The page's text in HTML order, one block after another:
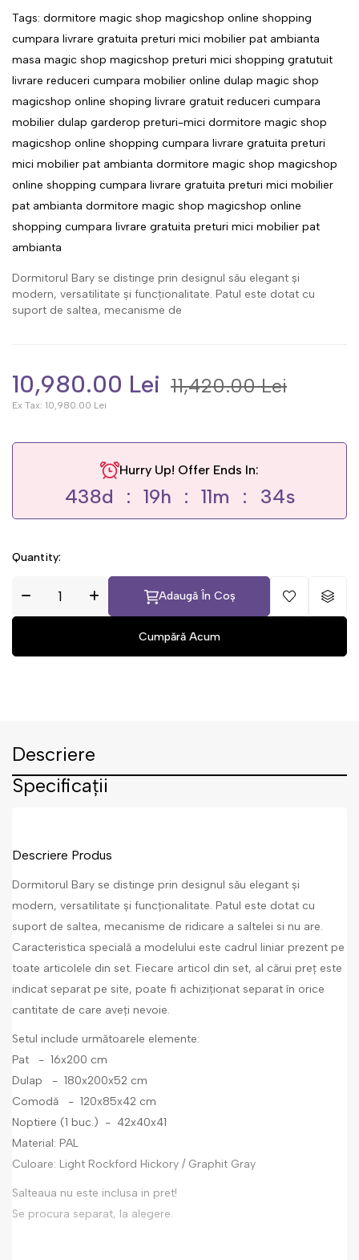
Tags: dormitore magic shop magicshop online shopping
cumpara livrare gratuita preturi mici mobilier pat ambianta
masa magic shop magicshop preturi mici shopping gratutuit
livrare reduceri cumpara mobilier online dulap magic shop
magicshop online shoping livrare gratuit reduceri cumpara
mobilier dulap garderop preturi-mici dormitore magic shop
magicshop online shopping cumpara livrare gratuita preturi
mici mobilier pat ambianta dormitore magic shop magicshop
online shopping cumpara livrare gratuita preturi mici mobilier
pat ambianta dormitore magic shop magicshop online
shopping cumpara livrare gratuita preturi mici mobilier pat
ambianta
Dormitorul Bary se distinge prin designul său elegant și
modern, versatilitate și funcționalitate. Patul este dotat cu
suport de saltea, mecanisme de
10,980.00 Lei 11,420.00 Lei
Ex Tax: 10,980.00 Lei
Hurry Up! Offer Ends In:
438d 19h 11m 34s
Quantity:
Adaugă În Coș
Descriere
Specificații
Descriere Produs
Dormitorul Bary se distinge prin designul său elegant și
modern, versatilitate și funcționalitate. Patul este dotat cu
suport de saltea, mecanisme de ridicare a saltelei si nu are.
Caracteristica specială a modelului este cadrul liniar prezent pe
toate articolele din set. Fiecare articol din set, al cărui preț este
indicat separat pe site, poate fi achiziționat separat în orice
cantitate de care aveți nevoie.
Setul include următoarele elemente:
Pat - 16x200 cm
Dulap - 180x200x52 cm
Comodă - 120x85x42 cm
Noptiere (1 buc.) - 42x40x41
Material: PAL
Culoare: Light Rockford Hickory / Graphit Gray
Salteaua nu este inclusa in pret!
Se procura separat, la alegere.